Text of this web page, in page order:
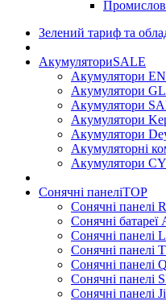
Зелений тариф та
АкумуляториSALE
Акумулятори
Акумулятори
Акумулятори
Акумулятори
Акумулятори
Акумуляторні
Акумулятори
Сонячні панеліTOP
Сонячні панелі
Сонячні
Сонячні панелі
Сонячні панелі
Сонячні панелі
Сонячні панелі
Сонячні панелі